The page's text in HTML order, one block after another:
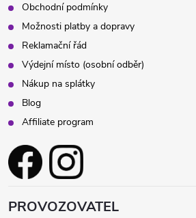
Obchodní podmínky
Možnosti platby a dopravy
Reklamační řád
Výdejní místo (osobní odběr)
Nákup na splátky
Blog
Affiliate program
PROVOZOVATEL